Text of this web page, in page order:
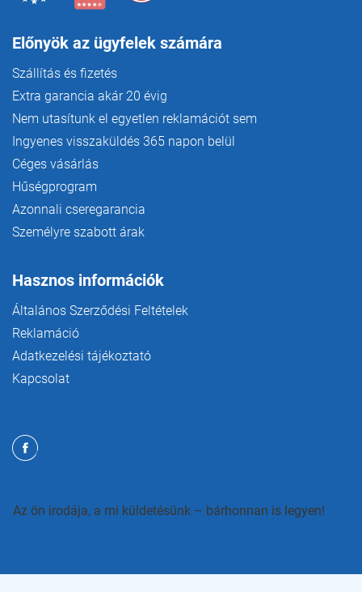
Előnyök az ügyfelek számára
Szállítás és fizetés
Extra garancia akár 20 évig
Nem utasítunk el egyetlen reklamációt sem
Ingyenes visszaküldés 365 napon belül
Céges vásárlás
Hűségprogram
Azonnali cseregarancia
Személyre szabott árak
Hasznos információk
Általános Szerződési Feltételek
Reklamáció
Adatkezelési tájékoztató
Kapcsolat
Az ön irodája, a mi küldetésünk – bárhonnan is legyen!